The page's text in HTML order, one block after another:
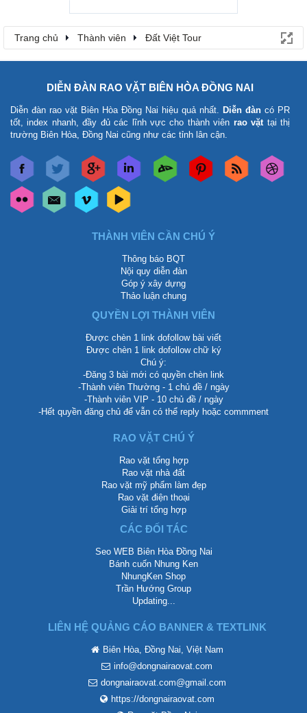
Trang chủ Thành viên Đất Việt Tour
DIỄN ĐÀN RAO VẶT BIÊN HÒA ĐỒNG NAI
Diễn đàn rao vặt Biên Hòa Đồng Nai hiệu quả nhất. Diễn đàn có PR
tốt, index nhanh, đầy đủ các lĩnh vực cho thành viên rao vặttại thị
trường Biên Hòa, Đồng Nai cũng như các tỉnh lân cận.
THÀNH VIÊN CẦN CHÚ Ý
Thông báo BQT
Nội quy diễn đàn
Góp ý xây dựng
Thảo luận chung
QUYỀN LỢI THÀNH VIÊN
Được chèn 1 link dofollow bài viết
Được chèn 1 link dofollow chữ ký
Chú ý:
-Đăng 3 bài mới có quyền chèn link
-Thành viên Thường - 1 chủ đề / ngày
-Thành viên VIP - 10 chủ đề / ngày
-Hết quyền đăng chủ để vẫn có thể reply hoặc commment
RAO VẶT CHÚ Ý
Rao vặt tổng hợp
Rao vặt nhà đất
Rao vặt mỹ phẩm làm đẹp
Rao vặt điện thoại
Giải trí tổng hợp
CÁC ĐỐI TÁC
Seo WEB Biên Hòa Đồng Nai
Bánh cuốn Nhung Ken
NhungKen Shop
Trần Hướng Group
Updating...
LIÊN HỆ QUẢNG CÁO BANNER & TEXTLINK
Biên Hòa, Đồng Nai, Việt Nam
info@dongnairaovat.com
dongnairaovat.com@gmail.com
https://dongnairaovat.com